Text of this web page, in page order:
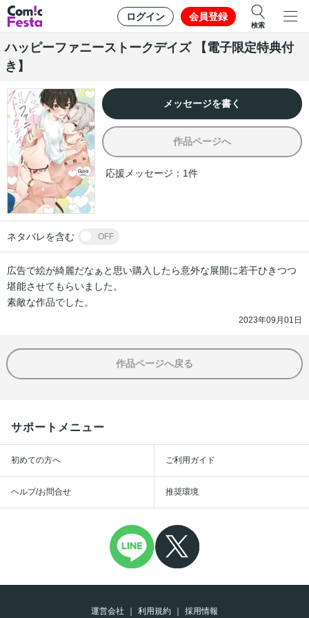
ログイン 会員登録
検索
ハッピーファニーストークデイズ 【電子限定特典付
き】
メッセージを書く
作品ページへ
応援メッセージ： 1件
ネタバレを含む OFF
広告で絵が綺麗だなぁと思い購入したら意外な展開に若干ひきつつ
堪能させてもらいました。
素敵な作品でした。
2023年09月01日
作品ページへ戻る
サポートメニュー
初めての方へ ご利用ガイド
ヘルプ/お問合せ 推奨環境
運営会社 利用規約 採用情報